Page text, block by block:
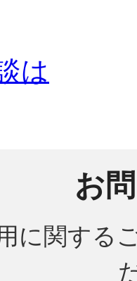
は
お
に関する